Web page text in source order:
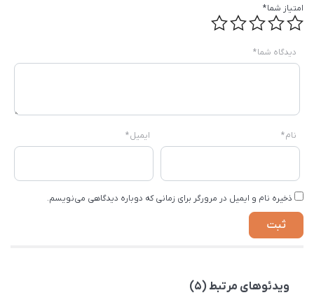
امتیاز شما*
دیدگاه شما*
نام* ایمیل*
ذخیره نام و ایمیل در مرورگر برای زمانی که دوباره دیدگاهی می‌نویسم.
ویدئوهای مرتبط (5)